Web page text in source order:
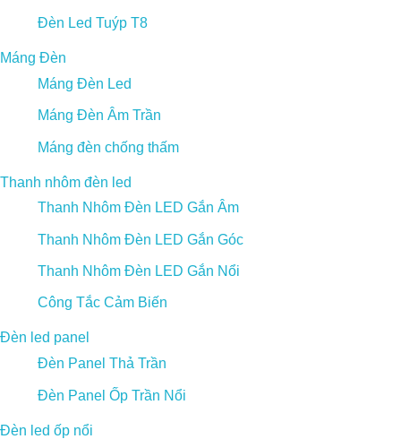
Đèn Led Tuýp T8
Máng Đèn
Máng Đèn Led
Máng Đèn Âm Trần
Máng đèn chống thấm
Thanh nhôm đèn led
Thanh Nhôm Đèn LED Gắn Âm
Thanh Nhôm Đèn LED Gắn Góc
Thanh Nhôm Đèn LED Gắn Nổi
Công Tắc Cảm Biến
Đèn led panel
Đèn Panel Thả Trần
Đèn Panel Ốp Trần Nổi
Đèn led ốp nổi